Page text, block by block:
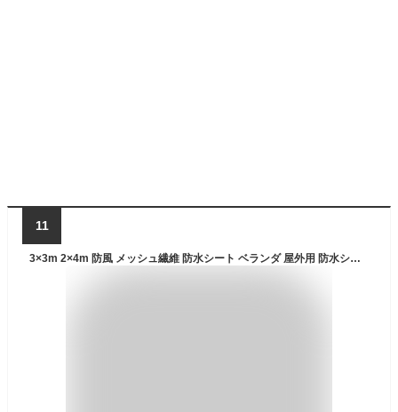
11
3×3m 2×4m 防風 メッシュ繊維 防水シート ベランダ 屋外用 防水シート 防塵 家庭用 屋外 園芸用 屋根 ビニールカーテン 雨除けカーテン